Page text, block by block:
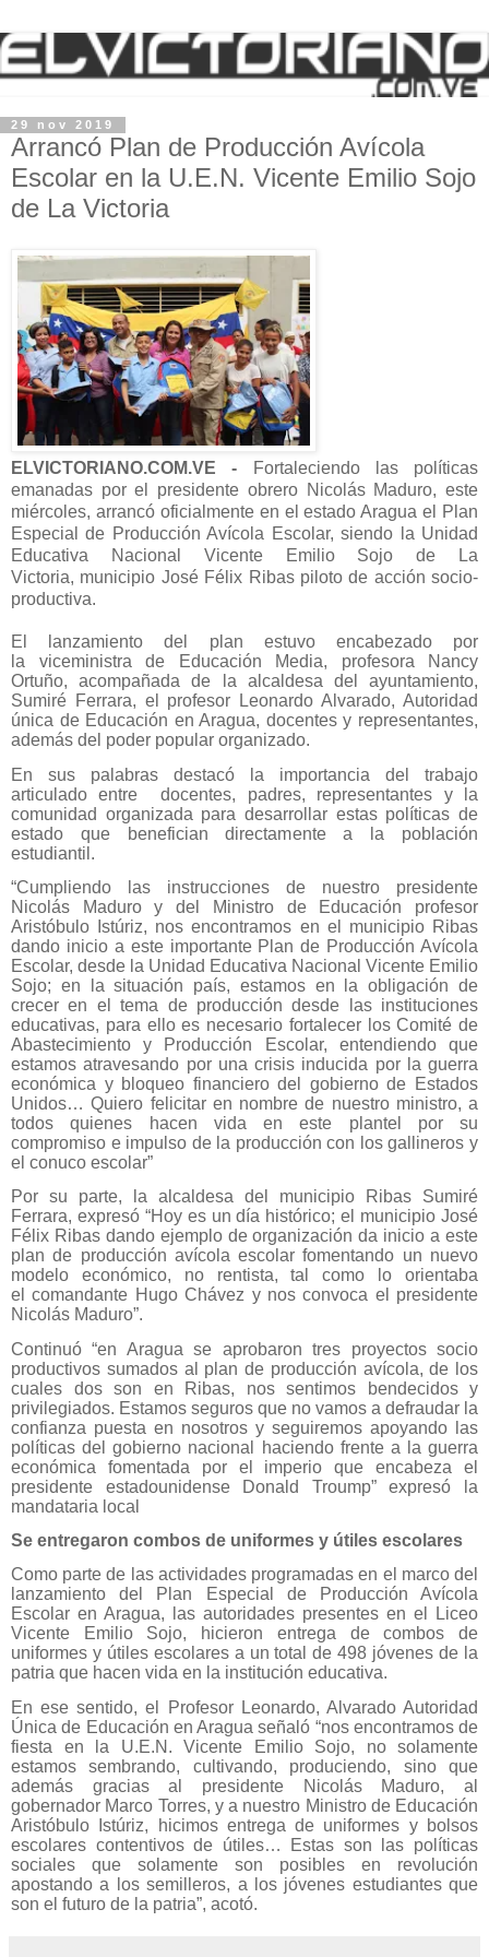
29 nov 2019
Arrancó Plan de Producción Avícola
Escolar en la U.E.N. Vicente Emilio Sojo
de La Victoria
ELVICTORIANO.COM.VE -
Fortaleciendo las políticas
emanadas por el presidente obrero Nicolás Maduro, este
miércoles, arrancó oficialmente en el estado Aragua el Plan
Especial de Producción Avícola Escolar, siendo la Unidad
Educativa Nacional Vicente Emilio Sojo de La
Victoria, municipio José Félix Ribaspiloto de acción socio-
productiva.
El lanzamiento del plan estuvo encabezado por
la viceministra de Educación Media, profesora Nancy
Ortuño, acompañada de la alcaldesa del ayuntamiento,
Sumiré Ferrara, el profesor Leonardo Alvarado, Autoridad
única de Educación en Aragua, docentes y representantes,
además del poder popular organizado.
En sus palabras destacó la importancia del trabajo
articulado entre docentes, padres, representantes y la
comunidad organizada para desarrollar estas políticas de
estado que benefician directamente a la población
estudiantil.
“Cumpliendo las instrucciones de nuestro presidente
Nicolás Maduro y del Ministro de Educación profesor
Aristóbulo Istúriz, nos encontramos en el municipio Ribas
dando inicio a este importante Plan de Producción Avícola
Escolar, desde la Unidad Educativa Nacional Vicente Emilio
Sojo; en la situación país, estamos en la obligación de
crecer en el tema de producción desde las instituciones
educativas, para ello es necesario fortalecer los Comité de
Abastecimiento y Producción Escolar, entendiendo que
estamos atravesando por una crisis inducida por la guerra
económica y bloqueo financiero del gobierno de Estados
Unidos… Quiero felicitar en nombre de nuestro ministro, a
todos quienes hacen vida en este plantel por su
compromiso e impulso de la producción con los gallineros y
el conuco escolar”
Por su parte, la alcaldesa del municipio Ribas Sumiré
Ferrara, expresó “Hoy es un día histórico; el municipio José
Félix Ribas dando ejemplo de organización da inicio a este
plan de producción avícola escolar fomentando un nuevo
modelo económico, no rentista, tal como lo orientaba
elcomandante Hugo Chávez y nos convoca el presidente
Nicolás Maduro”.
Continuó “en Aragua se aprobaron tres proyectos socio
productivos sumados al plan de producción avícola, de los
cuales dos son en Ribas, nos sentimos bendecidos y
privilegiados. Estamos seguros que no vamos a defraudar la
confianza puesta en nosotros y seguiremos apoyando las
políticas del gobierno nacional haciendo frente a la guerra
económica fomentada por el imperio que encabeza el
presidente estadounidense Donald Troump” expresó la
mandataria local
Se entregaron combos de uniformes y útiles escolares
Como parte de las actividades programadas en el marco del
lanzamiento del Plan Especial de Producción Avícola
Escolar en Aragua, las autoridades presentes en el Liceo
Vicente Emilio Sojo, hicieron entrega de combos de
uniformes y útiles escolares a un total de 498 jóvenes de la
patria que hacen vida en la institución educativa.
En ese sentido, el Profesor Leonardo, Alvarado Autoridad
Única de Educación en Aragua señaló “nos encontramos de
fiesta en la U.E.N. Vicente Emilio Sojo, no solamente
estamos sembrando, cultivando, produciendo, sino que
además gracias al presidente Nicolás Maduro, al
gobernador Marco Torres, y a nuestro Ministro de Educación
Aristóbulo Istúriz, hicimos entrega de uniformes y bolsos
escolares contentivos de útiles… Estas son las políticas
sociales que solamente son posibles en revolución
apostando a los semilleros, a los jóvenes estudiantes que
son el futuro de la patria”, acotó.